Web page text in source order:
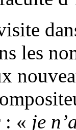
les
: « je